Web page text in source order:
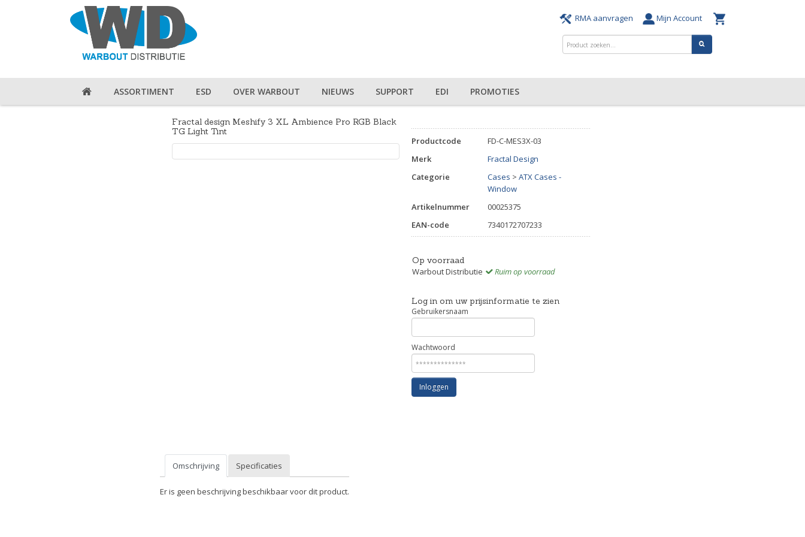
RMA aanvragen Mijn Account
ASSORTIMENT ESD OVER WARBOUT NIEUWS SUPPORT EDI PROMOTIES
Fractal design Meshify 3 XL Ambience Pro RGB Black
TG Light Tint
Productcode
FD-C-MES3X-03
Merk
Fractal Design
Categorie
Cases > ATX Cases -
Window
Artikelnummer
00025375
EAN-code
7340172707233
Op voorraad
Warbout Distributie
Ruim op voorraad
Log in om uw prijsinformatie te zien
Gebruikersnaam
Wachtwoord
Inloggen
Omschrijving Specificaties
Er is geen beschrijving beschikbaar voor dit product.